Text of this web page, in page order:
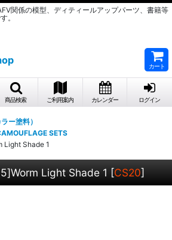
関係の模型、ディティールアップパーツ、書籍等
。
カート
商品検索 ご利用案内 カレンダー ログイン
ー塗料）
SETS
Light Shade 1
Light Shade 1 [CS20]